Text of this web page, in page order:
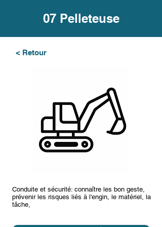
07 Pelleteuse
< Retour
Conduite et sécurité: connaître les bon geste,
prévenir les risques liés à l'engin, le matériel, la
tâche,